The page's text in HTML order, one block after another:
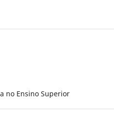
no Ensino Superior